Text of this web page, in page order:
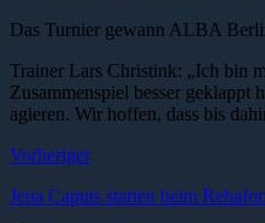
Das Turnier gewann ALBA
Trainer Lars Christink: „Ich bin
Zusammenspiel besser
agieren. Wir hoffen, dass bis
Vorheriger
Jena Caputs starten beim